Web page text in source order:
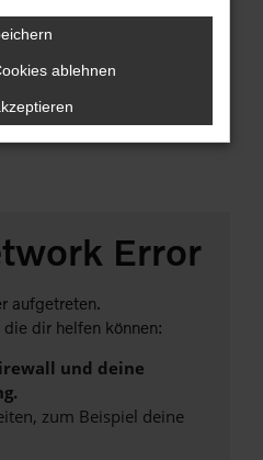
rundum attraktiven
eines der Kernargumente
für Autos.
Error
aufgetreten.
dir helfen können:
und deine
zum Beispiel deine
ablehnen